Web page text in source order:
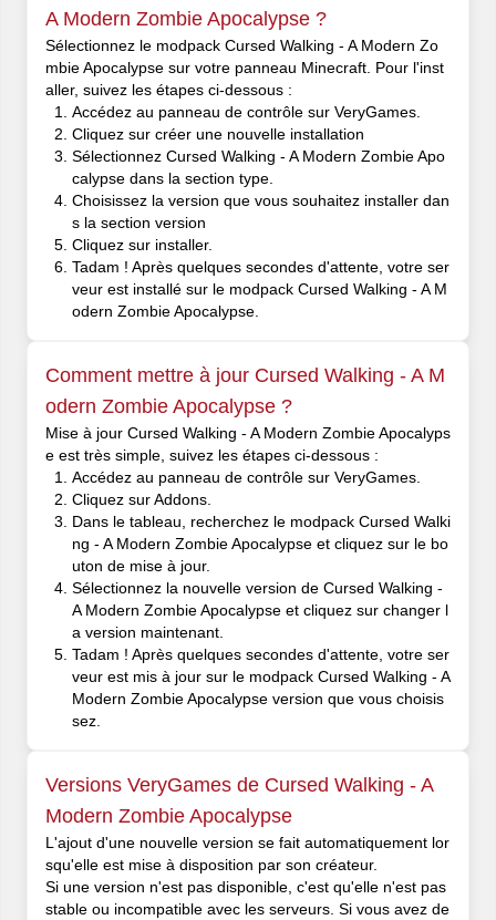
A Modern Zombie Apocalypse ?
Sélectionnez le modpack Cursed Walking - A Modern Zo
mbie Apocalypse sur votre panneau Minecraft. Pour l'inst
aller, suivez les étapes ci-dessous :
Accédez au panneau de contrôle sur VeryGames.
Cliquez sur créer une nouvelle installation
Sélectionnez Cursed Walking - A Modern Zombie Apo
calypse dans la section type.
Choisissez la version que vous souhaitez installer dan
s la section version
Cliquez sur installer.
Tadam ! Après quelques secondes d'attente, votre ser
veur est installé sur le modpack Cursed Walking - A M
odern Zombie Apocalypse.
Comment mettre à jour Cursed Walking - A M
odern Zombie Apocalypse ?
Mise à jour Cursed Walking - A Modern Zombie Apocalyps
e est très simple, suivez les étapes ci-dessous :
Accédez au panneau de contrôle sur VeryGames.
Cliquez sur Addons.
Dans le tableau, recherchez le modpack Cursed Walki
ng - A Modern Zombie Apocalypse et cliquez sur le bo
uton de mise à jour.
Sélectionnez la nouvelle version de Cursed Walking -
A Modern Zombie Apocalypse et cliquez sur changer l
a version maintenant.
Tadam ! Après quelques secondes d'attente, votre ser
veur est mis à jour sur le modpack Cursed Walking - A
Modern Zombie Apocalypse version que vous choisis
sez.
Versions VeryGames de Cursed Walking - A
Modern Zombie Apocalypse
L'ajout d'une nouvelle version se fait automatiquement lor
squ'elle est mise à disposition par son créateur.
Si une version n'est pas disponible, c'est qu'elle n'est pas
stable ou incompatible avec les serveurs. Si vous avez de